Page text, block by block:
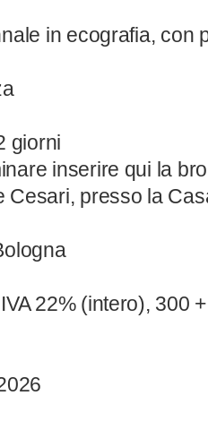
in ecografia, con
giorni
inserire qui la
Cesari, presso la
22% (intero), 300